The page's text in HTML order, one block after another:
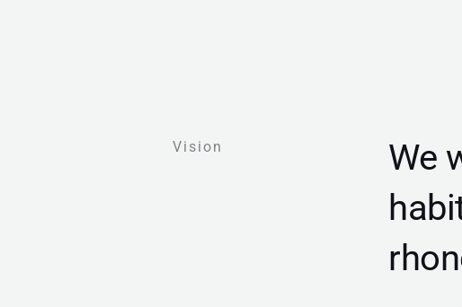
Vision
We